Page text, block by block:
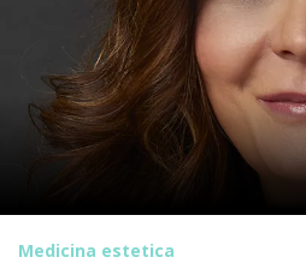
Medicina estetica